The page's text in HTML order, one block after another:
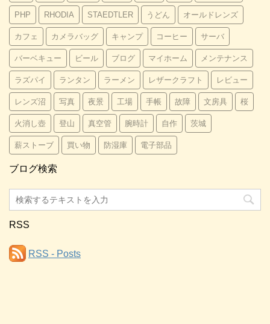
PHP RHODIA STAEDTLER うどん オールドレンズ
カフェ カメラバッグ キャンプ コーヒー サーバ
バーベキュー ビール ブログ マイホーム メンテナンス
ラズパイ ランタン ラーメン レザークラフト レビュー
レンズ沼 写真 夜景 工場 手帳 故障 文房具 桜
火消し壺 登山 真空管 腕時計 自作 茨城
薪ストーブ 買い物 防湿庫 電子部品
ブログ検索
RSS
RSS - Posts